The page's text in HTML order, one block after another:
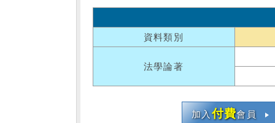
資料類別
法學論著
加入付費會員